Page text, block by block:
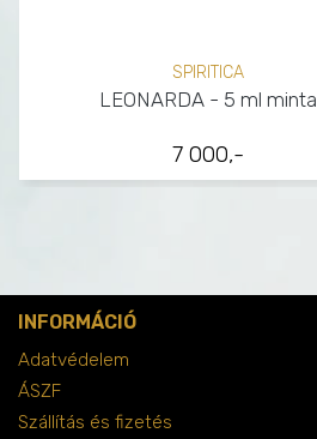
7 000,-
SPIRITICA
LEONARDA - 5 ml minta
INFORMÁCIÓ
Adatvédelem
ÁSZF
Szállítás és fizetés